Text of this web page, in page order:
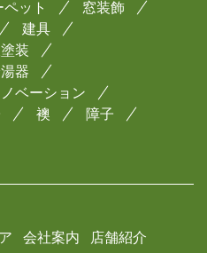
ペット
窓装飾
建具
装
器
ベーション
襖
障子
会社案内
店舗紹介